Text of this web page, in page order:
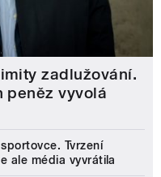
zadlužování.
peněz vyvolá
Tvrzení
ale média vyvrátila